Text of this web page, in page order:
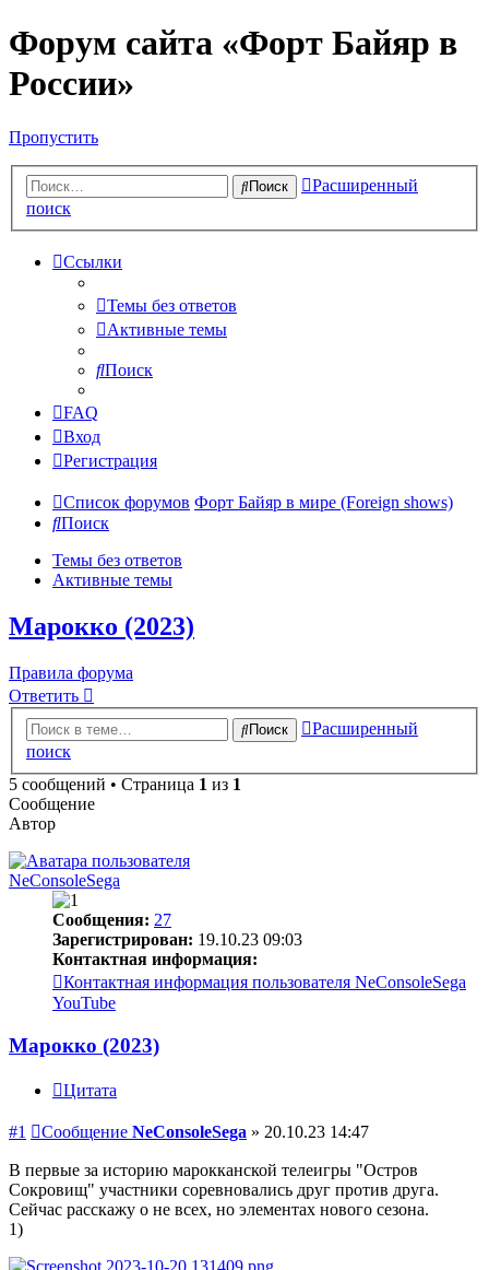
Форум сайта «Форт Байяр в
России»
Пропустить
Поиск
Расширенный
поиск
Ссылки
Темы без ответов
Активные темы
Поиск
FAQ
Вход
Регистрация
Список форумов Форт Байяр в мире (Foreign shows)
Поиск
Темы без ответов
Активные темы
Марокко (2023)
Правила форума
Ответить
Поиск
Расширенный
поиск
5 сообщений • Страница 1 из 1
Сообщение
Автор
NeConsoleSega
Сообщения: 27
Зарегистрирован: 19.10.23 09:03
Контактная информация:
Контактная информация пользователя NeConsoleSega
YouTube
Марокко (2023)
Цитата
#1 Сообщение NeConsoleSega » 20.10.23 14:47
В первые за историю марокканской телеигры "Остров
Сокровищ" участники соревновались друг против друга.
Сейчас расскажу о не всех, но элементах нового сезона.
1)